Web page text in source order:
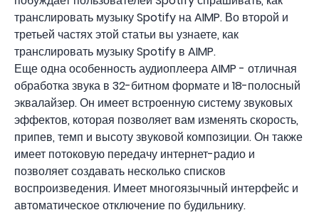
транслировать музыку Spotify на AIMP. Во второй и
третьей частях этой статьи вы узнаете, как
транслировать музыку Spotify в AIMP.
Еще одна особенность аудиоплеера AIMP - отличная
обработка звука в 32-битном формате и 18-полосный
эквалайзер. Он имеет встроенную систему звуковых
эффектов, которая позволяет вам изменять скорость,
припев, темп и высоту звуковой композиции. Он также
имеет потоковую передачу интернет-радио и
позволяет создавать несколько списков
воспроизведения. Имеет многоязычный интерфейс и
автоматическое отключение по будильнику.